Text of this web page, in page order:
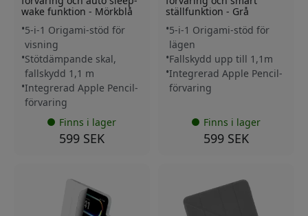
wake funktion - Mörkblå
5-i-1 Origami-stöd för
visning
Stötdämpande skal,
fallskydd 1,1 m
Integrerad Apple Pencil-
förvaring
Finns i lager
599 SEK
ställfunktion - Grå
5-i-1 Origami-stöd för
lägen
Fallskydd upp till 1,1m
Integrerad Apple Pencil-
förvaring
Finns i lager
599 SEK